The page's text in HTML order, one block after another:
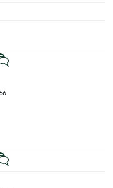
Discussione normale
Discussione normale